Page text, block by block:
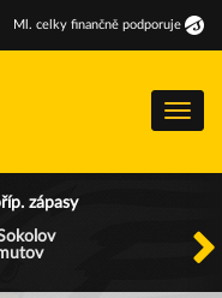
Ml . celky finančně podporuje
Menu
zápasy